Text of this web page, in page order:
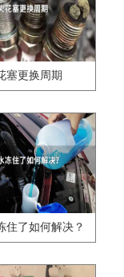
塞更换周期
住了如何解决？